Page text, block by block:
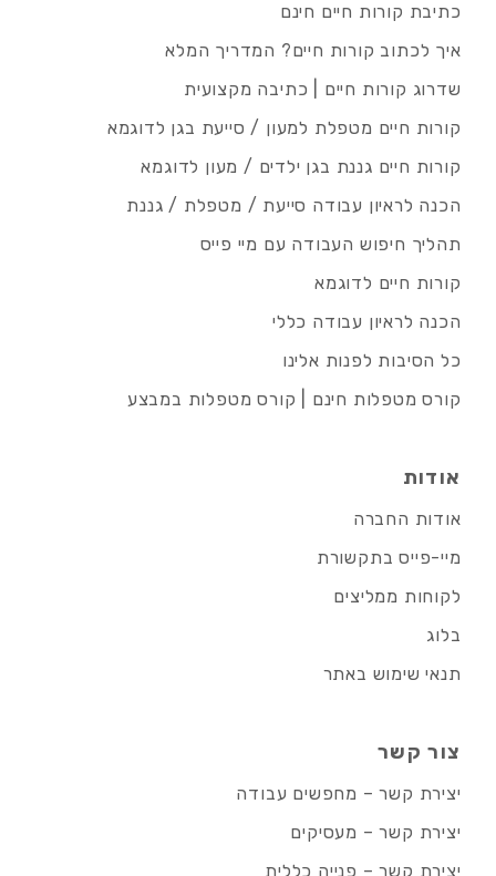
כתיבת קורות חיים חינם
איך לכתוב קורות חיים? המדריך המלא
שדרוג קורות חיים | כתיבה מקצועית
קורות חיים מטפלת למעון / סייעת בגן לדוגמא
קורות חיים גננת בגן ילדים / מעון לדוגמא
הכנה לראיון עבודה סייעת / מטפלת / גננת
תהליך חיפוש העבודה עם מיי פייס
קורות חיים לדוגמא
הכנה לראיון עבודה כללי
כל הסיבות לפנות אלינו
קורס מטפלות חינם | קורס מטפלות במבצע
אודות
אודות החברה
מיי-פייס בתקשורת
לקוחות ממליצים
בלוג
תנאי שימוש באתר
צור קשר
יצירת קשר – מחפשים עבודה
יצירת קשר – מעסיקים
יצירת קשר – פנייה כללית